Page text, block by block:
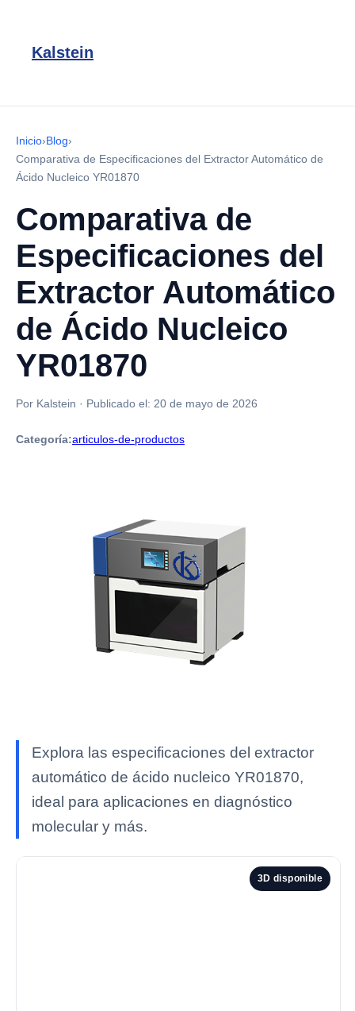
Kalstein
Inicio›Blog›
Comparativa de Especificaciones del Extractor Automático de
Ácido Nucleico YR01870
Comparativa de
Especificaciones del
Extractor Automático
de Ácido Nucleico
YR01870
Por Kalstein · Publicado el: 20 de mayo de 2026
Categoría:articulos-de-productos
Explora las especificaciones del extractor
automático de ácido nucleico YR01870,
ideal para aplicaciones en diagnóstico
molecular y más.
3D disponible